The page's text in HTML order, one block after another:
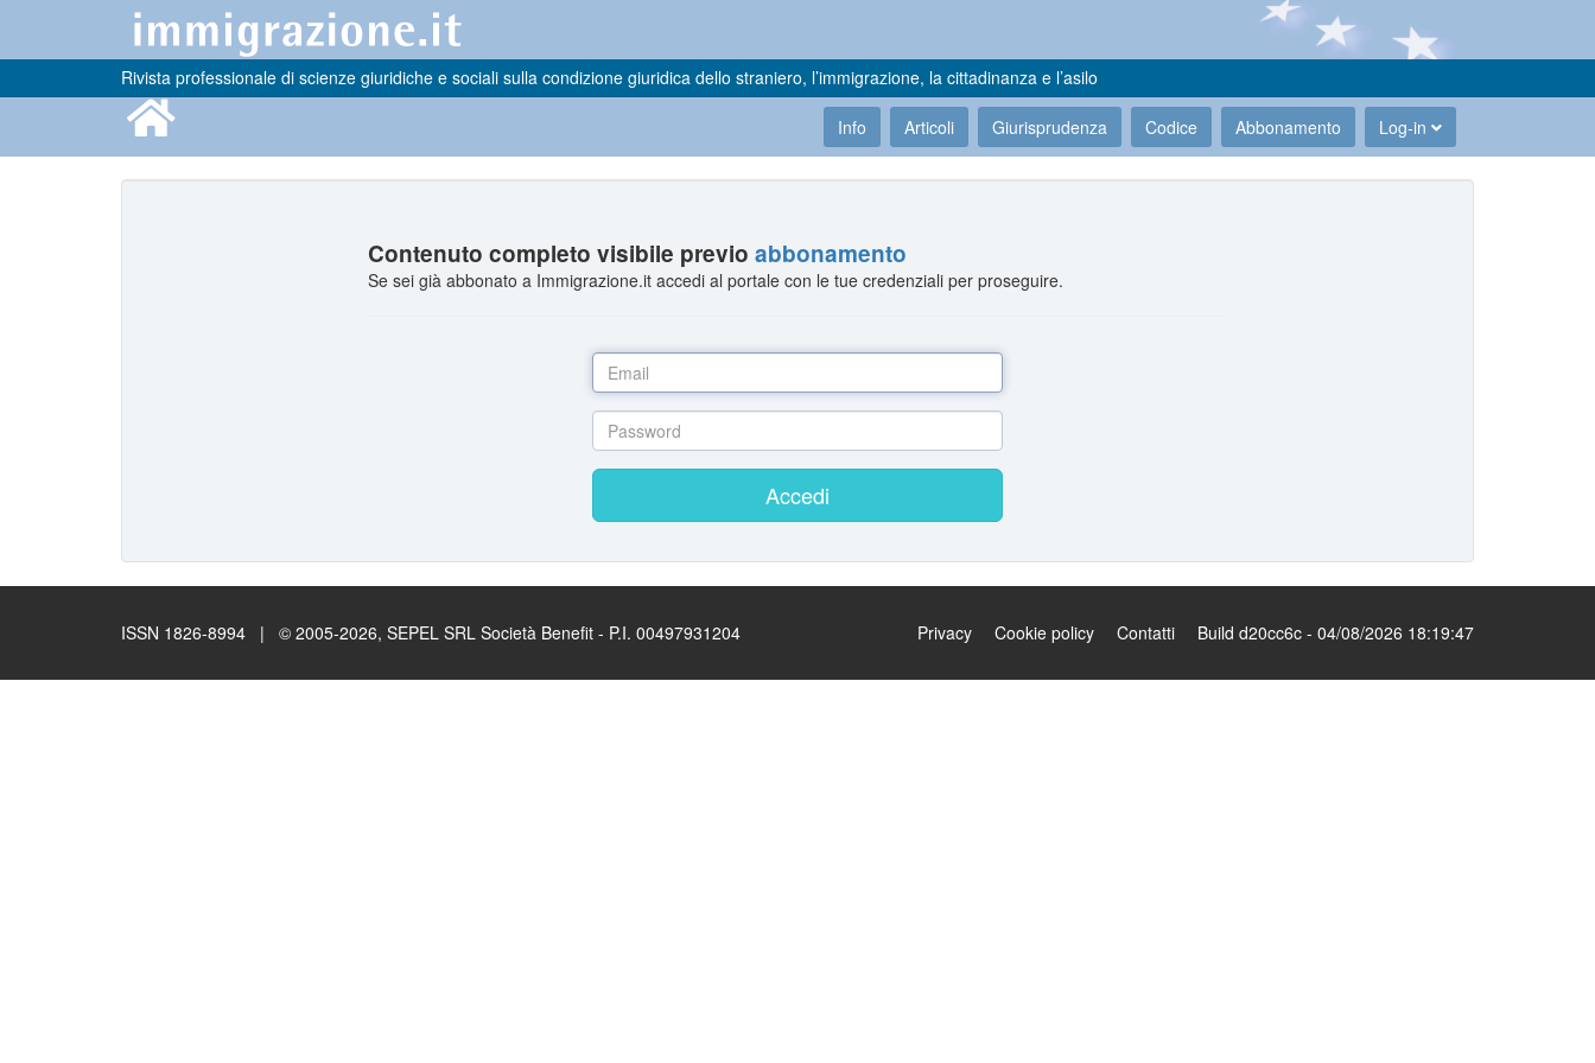
Rivista professionale di scienze giuridiche e sociali sulla condizione giuridica dello straniero, l’immigrazione, la cittadinanza e l’asilo
Info Articoli Giurisprudenza Codice Abbonamento Log-in
Contenuto completo visibile previoabbonamento
Se sei già abbonato a Immigrazione.it accedi al portale con le tue credenziali per proseguire.
Accedi
ISSN 1826-8994 | © 2005-2026, SEPEL SRL Società Benefit - P.I. 00497931204 Privacy Cookie policy Contatti Build d20cc6c - 04/08/2026 18:19:47